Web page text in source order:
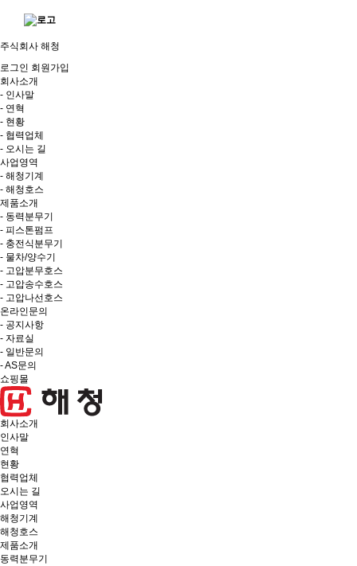
주식회사 해청
로그인 회원가입
회사소개
- 인사말
- 연혁
- 현황
- 협력업체
- 오시는 길
사업영역
- 해청기계
- 해청호스
제품소개
- 동력분무기
- 피스톤펌프
- 충전식분무기
- 물차/양수기
- 고압분무호스
- 고압송수호스
- 고압나선호스
온라인문의
- 공지사항
- 자료실
- 일반문의
- AS문의
쇼핑몰
회사소개
인사말
연혁
현황
협력업체
오시는 길
사업영역
해청기계
해청호스
제품소개
동력분무기